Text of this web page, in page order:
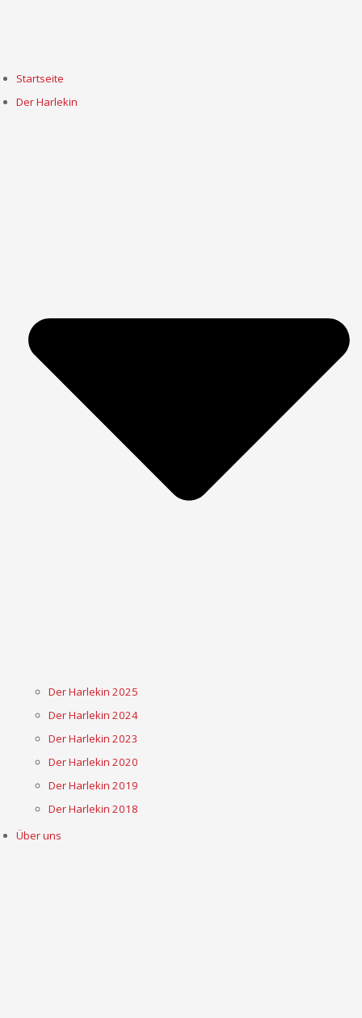
Startseite
Der Harlekin
Der Harlekin 2025
Der Harlekin 2024
Der Harlekin 2023
Der Harlekin 2020
Der Harlekin 2019
Der Harlekin 2018
Über uns